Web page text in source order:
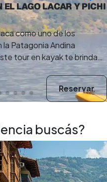
LAGO LACAR Y PICHI
como uno de los
Patagonia Andina
tour en kayak te brinda…
Reservar
buscás?